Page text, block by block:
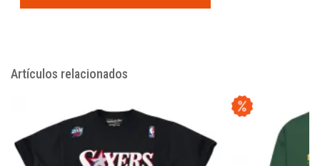
Artículos relacionados